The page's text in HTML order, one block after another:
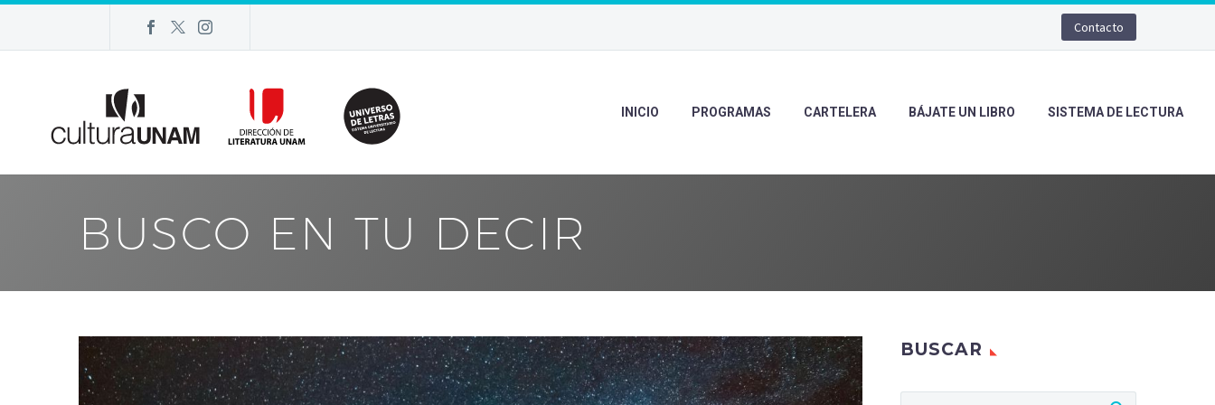
Contacto
INICIO PROGRAMAS CARTELERA BÁJATE UN LIBRO SISTEMA DE LECTURA
BUSCO EN TU DECIR
BUSCAR